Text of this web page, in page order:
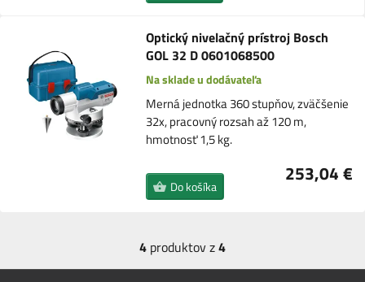
Optický nivelačný prístroj Bosch
GOL 32 D 0601068500
Na sklade u dodávateľa
Merná jednotka 360 stupňov, zväčšenie
32x, pracovný rozsah až 120 m,
hmotnosť 1,5 kg.
253,04 €
Do košíka
4 produktov z4